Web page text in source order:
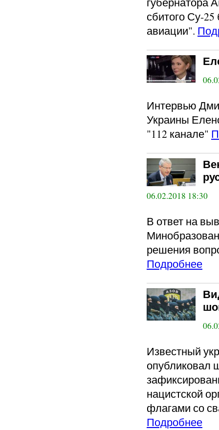
сбитого Су-
авиации".
Интервью
Украины
"112 канале"
06.02.2018 18:30
В ответ на
решения
Подробнее
Известный
опубликовал
нацистской
флагами со
Подробнее